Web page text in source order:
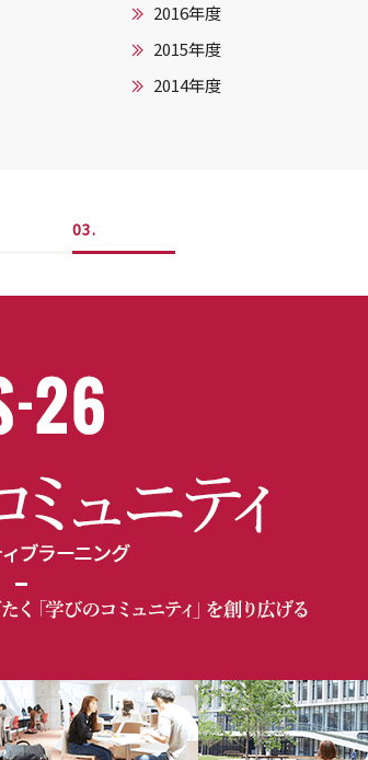
2016年度
2015年度
2014年度
3